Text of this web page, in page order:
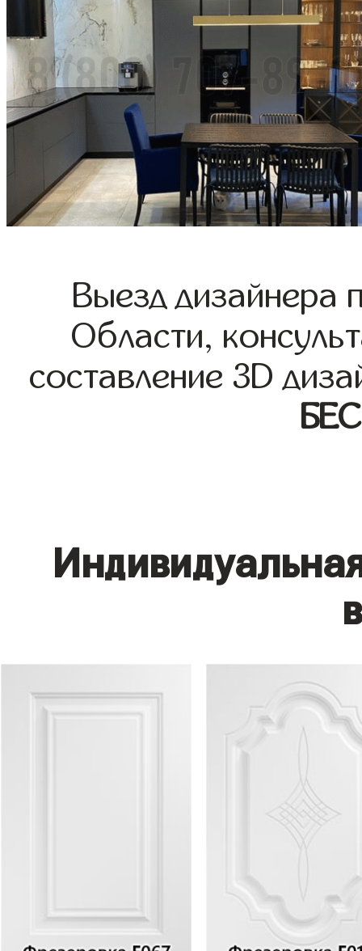
Выезд дизайнера
Области,
составление 3D